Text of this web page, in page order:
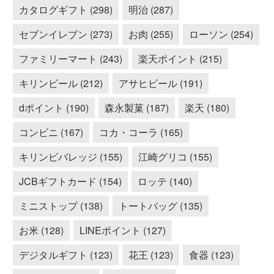
カタログギフト (298)
明治 (287)
セブンイレブン (273)
お肉 (255)
ローソン (254)
ファミリーマート (243)
楽天ポイント (215)
キリンビール (212)
アサヒビール (191)
dポイント (190)
森永製菓 (187)
楽天 (180)
コンビニ (167)
コカ・コーラ (165)
キリンビバレッジ (155)
江崎グリコ (155)
JCBギフトカード (154)
ロッテ (140)
ミニストップ (138)
トートバッグ (135)
お米 (128)
LINEポイント (127)
デジタルギフト (123)
花王 (123)
食器 (123)